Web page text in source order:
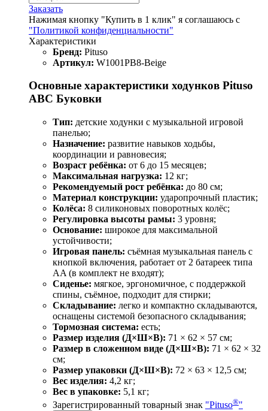
Заказать
Нажимая кнопку "Купить в 1 клик" я соглашаюсь с
"Политикой конфиденциальности"
Характеристики
Бренд: Pituso
Артикул: W1001PB8-Beige
Основные характеристики ходунков Pituso
ABC Буковки
Тип: детские ходунки с музыкальной игровой
панелью;
Назначение: развитие навыков ходьбы,
координации и равновесия;
Возраст ребёнка: от 6 до 15 месяцев;
Максимальная нагрузка: 12 кг;
Рекомендуемый рост ребёнка: до 80 см;
Материал конструкции: ударопрочный пластик;
Колёса: 8 силиконовых поворотных колёс;
Регулировка высоты рамы: 3 уровня;
Основание: широкое для максимальной
устойчивости;
Игровая панель: съёмная музыкальная панель с
кнопкой включения, работает от 2 батареек типа
AA (в комплект не входят);
Сиденье: мягкое, эргономичное, с поддержкой
спины, съёмное, подходит для стирки;
Складывание: легко и компактно складываются,
оснащены системой безопасного складывания;
Тормозная система: есть;
Размер изделия (Д×Ш×В): 71 × 62 × 57 см;
Размер в сложенном виде (Д×Ш×В): 71 × 62 × 32
см;
Размер упаковки (Д×Ш×В): 72 × 63 × 12,5 см;
Вес изделия: 4,2 кг;
Вес в упаковке: 5,1 кг;
Зарегистрированный товарный знак "Pituso®"